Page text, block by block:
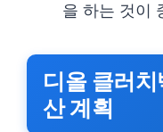
을 하는 것이
디올 클러
산 계획